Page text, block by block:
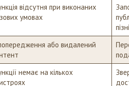
відсутня при виконаних
умовах
або видалений
немає на кількох